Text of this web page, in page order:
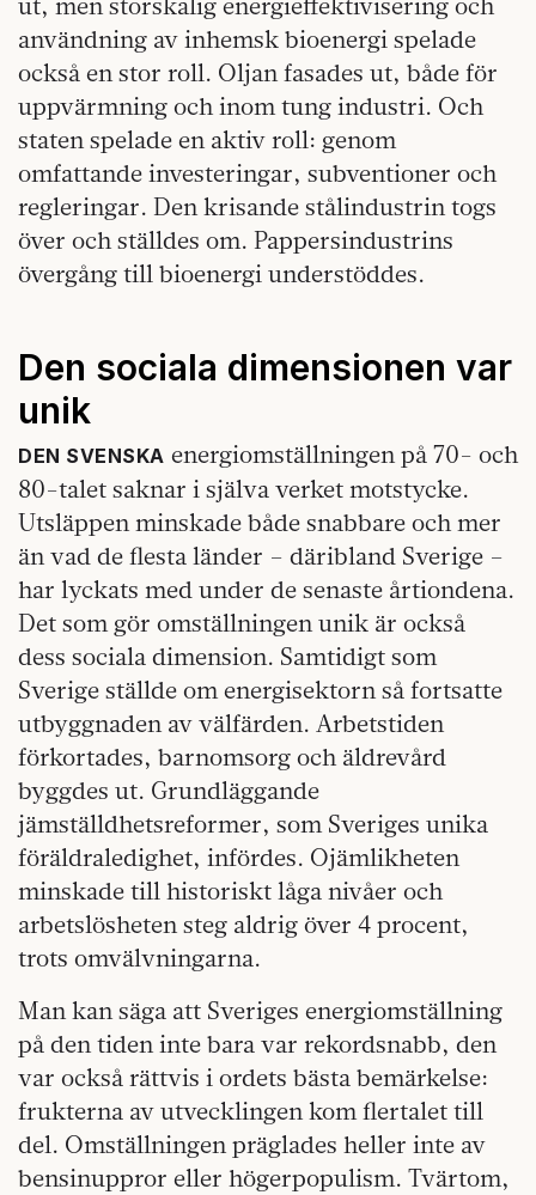
användning av inhemsk bioenergi spelade
också en stor roll. Oljan fasades ut, både för
uppvärmning och inom tung industri. Och
staten spelade en aktiv roll: genom
omfattande investeringar, subventioner och
regleringar. Den krisande stålindustrin togs
över och ställdes om. Pappersindustrins
övergång till bioenergi understöddes.
Den sociala dimensionen var
unik
DEN SVENSKA energiomställningen på 70- och
80-talet saknar i själva verket motstycke.
Utsläppen minskade både snabbare och mer
än vad de flesta länder – däribland Sverige –
har lyckats med under de senaste årtiondena.
Det som gör omställningen unik är också
dess sociala dimension. Samtidigt som
Sverige ställde om energisektorn så fortsatte
utbyggnaden av välfärden. Arbetstiden
förkortades, barnomsorg och äldrevård
byggdes ut. Grundläggande
jämställdhetsreformer, som Sveriges unika
föräldraledighet, infördes. Ojämlikheten
minskade till historiskt låga nivåer och
arbetslösheten steg aldrig över 4 procent,
trots omvälvningarna.
Man kan säga att Sveriges energiomställning
på den tiden inte bara var rekordsnabb, den
var också rättvis i ordets bästa bemärkelse:
frukterna av utvecklingen kom flertalet till
del. Omställningen präglades heller inte av
bensinuppror eller högerpopulism. Tvärtom,